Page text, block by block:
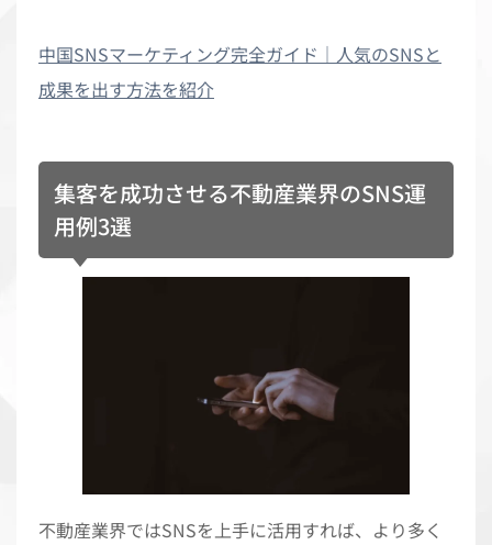
中国SNSマーケティング完全ガイド｜人気のSNSと
成果を出す方法を紹介
集客を成功させる不動産業界のSNS運
用例3選
不動産業界ではSNSを上手に活用すれば、より多く